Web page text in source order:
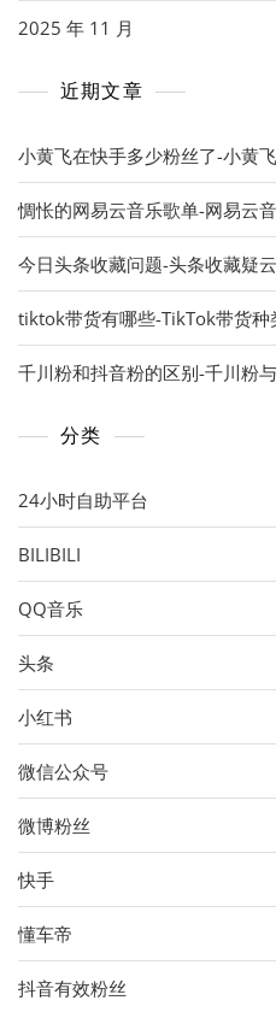
2025 年 11 月
近期文章
小黄飞在快手多少粉丝了-小黄
惆怅的网易云音乐歌单-网易云
今日头条收藏问题-头条收藏疑云
tiktok带货有哪些-TikTok带货种
千川粉和抖音粉的区别-千川粉
分类
24小时自助平台
BILIBILI
QQ音乐
头条
小红书
微信公众号
微博粉丝
快手
懂车帝
抖音有效粉丝